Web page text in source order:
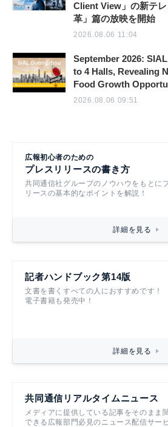
Client View」の新テ
革」篇の放映を開始
2026.08.06 11:04
September 2026:
to 4 Halls, Revealing
Food Growth
2026.08.06 09:51
広報初心者のための
プレスリリースの書き方
共同通信社グループのノウハウをもとに
リースの基本的なポイントを解説！
詳細を見る
記者ハンドブック第14版
文書を書くすべての人におすすめです！
電子書籍も発売中！
詳細を見る
共同通信リアルタイムニュース
メディアに提供している記事をそのまま
できる広報部門必見のニュース配信サー